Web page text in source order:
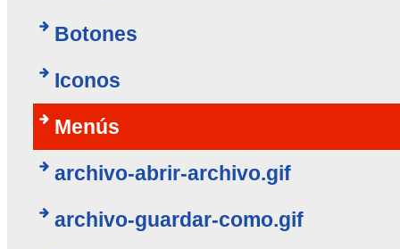
Botones
Iconos
Menús
archivo-abrir-archivo.gif
archivo-guardar-como.gif